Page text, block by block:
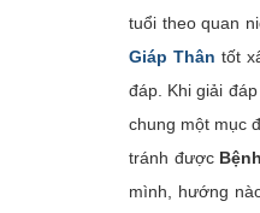
Tử Vi 12 Con Giáp
Văn Hoa Tâm linh
tuổi theo quan
Giáp Thân tốt
đáp. Khi giải
chung một mục
tránh được
mình, hướng